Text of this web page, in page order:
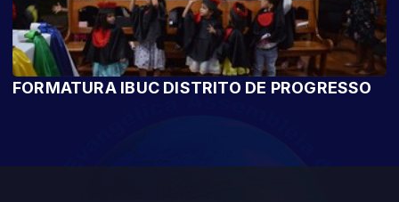
FORMATURA IBUC DISTRITO DE PROGRESSO